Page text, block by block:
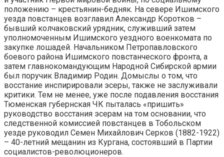
положению – крестьянин-бедняк. На севере Ишимского
уезда повстанцев возглавил Александр Коротков –
бывший колчаковский урядник, служивший затем
уполномоченным Ишимского уездного военкомата по
закупке лошадей. Начальником Петропавловского
боевого района Ишимского повстанческого фронта, а
затем главнокомандующим Народной Сибирской армии
был поручик Владимир Родин. Домыслы о том, что
восстание инспирировали эсеры, также не заслуживали
критики. Тем не менее, уже после подавления восстания
Тюменская губернская ЧК пыталась «пришить»
руководство восстания эсерам на том основании, что
следственной комиссией повстанцев в Тобольском
уезде руководил Семен Михайлович Серков (1882-1922)
– 40-летний мещанин из Кургана, состоявший в Партии
социалистов-революционеров.